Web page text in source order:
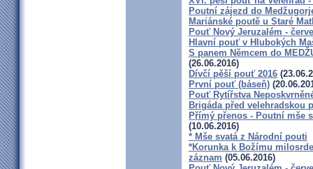
Poutní zájezd do
Mariánské poutě u Staré
Pouť Nový Jeruzalém -
Hlavní pouť v Hlubokých
S panem Němcem do
(26.06.2016)
Dívčí pěší pouť 2016
První pouť (báseň)
Pouť Rytířstva
Brigáda před velehradskou
Přímý přenos - Poutní mše
(10.06.2016)
* Mše svatá z Národní pouti
*Korunka k Božímu
záznam (05.06.2016)